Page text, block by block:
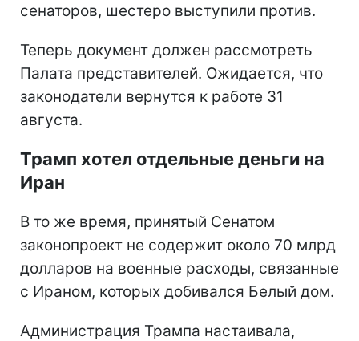
сенаторов, шестеро выступили против.
Теперь документ должен рассмотреть
Палата представителей. Ожидается, что
законодатели вернутся к работе 31
августа.
Трамп хотел отдельные деньги на
Иран
В то же время, принятый Сенатом
законопроект не содержит около 70 млрд
долларов на военные расходы, связанные
с Ираном, которых добивался Белый дом.
Администрация Трампа настаивала,